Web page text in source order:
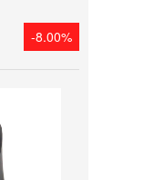
-8.00%